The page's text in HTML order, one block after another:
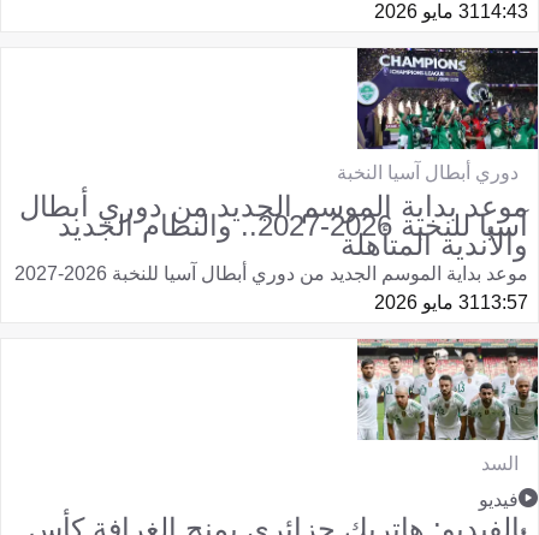
14:4331 مايو 2026
دوري أبطال آسيا النخبة
موعد بداية الموسم الجديد من دوري أبطال
آسيا للنخبة 2026-2027.. والنظام الجديد
والأندية المتأهلة
موعد بداية الموسم الجديد من دوري أبطال آسيا للنخبة 2026-2027
13:5731 مايو 2026
السد
فيديو